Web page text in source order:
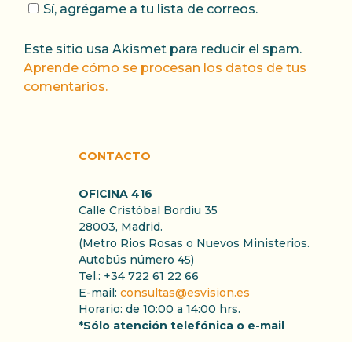
Sí, agrégame a tu lista de correos.
Este sitio usa Akismet para reducir el spam.
Aprende cómo se procesan los datos de tus
comentarios.
CONTACTO
OFICINA 416
Calle Cristóbal Bordiu 35
28003, Madrid.
(Metro Rios Rosas o Nuevos Ministerios.
Autobús número 45)
Tel.: +34 722 61 22 66
E-mail: consultas@esvision.es
Horario: de 10:00 a 14:00 hrs.
*Sólo atención telefónica o e-mail